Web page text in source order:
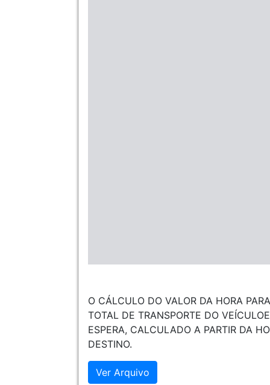
O CÁLCULO DO VALOR DA HORA
TOTAL DE TRANSPORTE DO
ESPERA, CALCULADO A PARTIR DA
DESTINO.
Ver Arquivo